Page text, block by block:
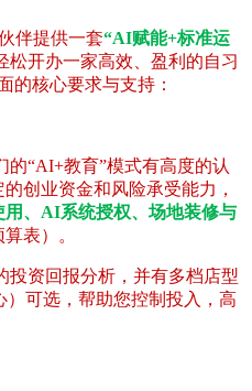
伴提供一套“AI赋能+标准运
松开办一家高效、盈利的自习
的核心要求与支持：
的“AI+教育”模式有高度的认
创业资金和风险承受能力，
用、AI系统授权、场地装修与
表）。
投资回报分析，并有多档店型
）可选，帮助您控制投入，高